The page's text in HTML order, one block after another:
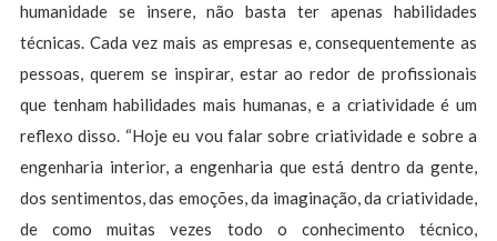
humanidade se insere, não basta ter apenas habilidades
técnicas. Cada vez mais as empresas e, consequentemente as
pessoas, querem se inspirar, estar ao redor de profissionais
que tenham habilidades mais humanas, e a criatividade é um
reflexo disso. “Hoje eu vou falar sobre criatividade e sobre a
engenharia interior, a engenharia que está dentro da gente,
dos sentimentos, das emoções, da imaginação, da criatividade,
de como muitas vezes todo o conhecimento técnico,